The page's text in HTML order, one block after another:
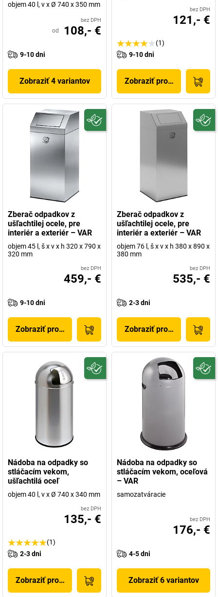
objem 40 l, v x Ø 740 x 350 mm
bez DPH
od 108,- €
9-10 dni
Zobraziť 4 variantov
bez DPH
121,- €
(1)
9-10 dni
Zobraziť produkt
Zberač odpadkov z
ušľachtilej ocele, pre
interiér a exteriér – VAR
objem 45 l, š x v x h 320 x 790 x
320 mm
bez DPH
459,- €
9-10 dni
Zobraziť produkt
Zberač odpadkov z
ušľachtilej ocele, pre
interiér a exteriér – VAR
objem 76 l, š x v x h 380 x 890 x
380 mm
bez DPH
535,- €
2-3 dni
Zobraziť produkt
Nádoba na odpadky so
stláčacím vekom,
ušľachtilá oceľ
objem 40 l, v x Ø 740 x 340 mm
bez DPH
135,- €
(1)
2-3 dni
Zobraziť produkt
Nádoba na odpadky so
stláčacím vekom, oceľová
– VAR
samozatváracie
bez DPH
176,- €
4-5 dni
Zobraziť 6 variantov